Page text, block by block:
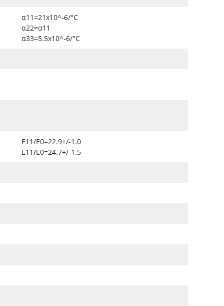
α11=21x10^-6/°C
α22=α11
α33=5.5x10^-6/°C
Ε11/Ε0=22.9+/-1.0
Ε11/Ε0=24.7+/-1.5